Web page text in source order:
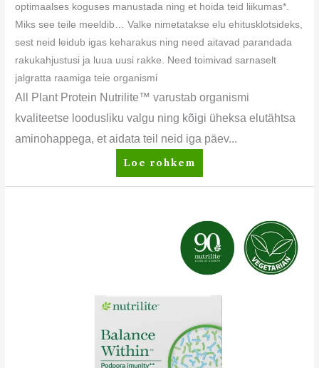
optimaalses koguses manustada ning et hoida teid liikumas*.
Miks see teile meeldib… Valke nimetatakse elu ehitusklotsideks,
sest neid leidub igas keharakus ning need aitavad parandada
rakukahjustusi ja luua uusi rakke. Need toimivad sarnaselt
jalgratta raamiga teie organismi
All Plant Protein Nutrilite™ varustab organismi
kvaliteetse loodusliku valgu ning kõigi üheksa elutähtsa
aminohappega, et aidata teil neid iga päev...
Loe rohkem